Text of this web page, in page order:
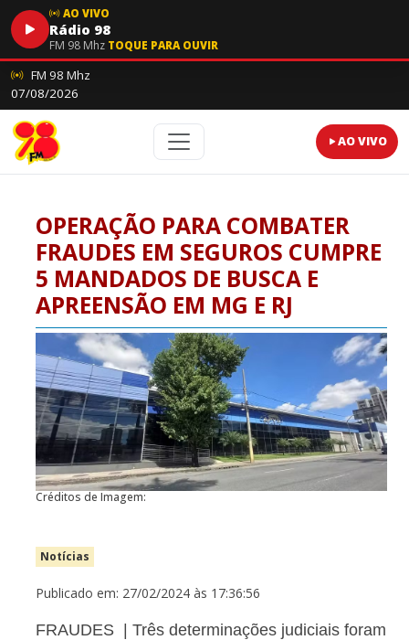
AO VIVO
Rádio 98
FM 98 Mhz TOQUE PARA OUVIR
FM 98 Mhz
07/08/2026
AO VIVO
OPERAÇÃO PARA COMBATER
FRAUDES EM SEGUROS CUMPRE
5 MANDADOS DE BUSCA E
APREENSÃO EM MG E RJ
Créditos de Imagem:
Notícias
Publicado em: 27/02/2024 às 17:36:56
FRAUDES | Três determinações judiciais foram